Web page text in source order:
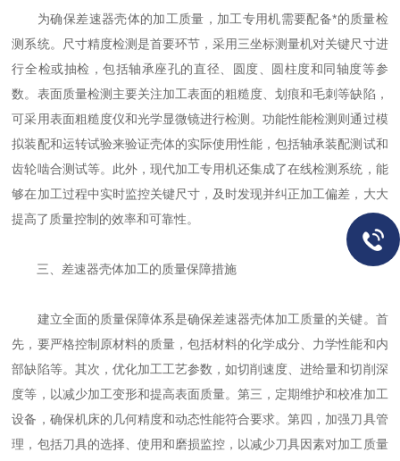
为确保差速器壳体的加工质量，加工专用机需要配备*的质量检
测系统。尺寸精度检测是首要环节，采用三坐标测量机对关键尺寸进
行全检或抽检，包括轴承座孔的直径、圆度、圆柱度和同轴度等参
数。表面质量检测主要关注加工表面的粗糙度、划痕和毛刺等缺陷，
可采用表面粗糙度仪和光学显微镜进行检测。功能性能检测则通过模
拟装配和运转试验来验证壳体的实际使用性能，包括轴承装配测试和
齿轮啮合测试等。此外，现代加工专用机还集成了在线检测系统，能
够在加工过程中实时监控关键尺寸，及时发现并纠正加工偏差，大大
提高了质量控制的效率和可靠性。
三、差速器壳体加工的质量保障措施
建立全面的质量保障体系是确保差速器壳体加工质量的关键。首
先，要严格控制原材料的质量，包括材料的化学成分、力学性能和内
部缺陷等。其次，优化加工工艺参数，如切削速度、进给量和切削深
度等，以减少加工变形和提高表面质量。第三，定期维护和校准加工
设备，确保机床的几何精度和动态性能符合要求。第四，加强刀具管
理，包括刀具的选择、使用和磨损监控，以减少刀具因素对加工质量